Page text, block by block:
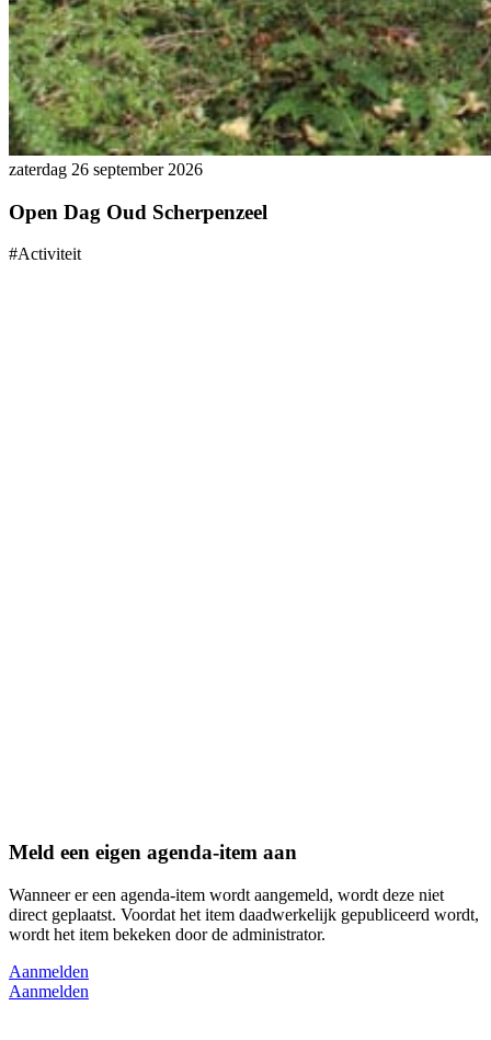
zaterdag 26 september 2026
Open Dag Oud Scherpenzeel
#Activiteit
Meld een eigen agenda-item aan
Wanneer er een agenda-item wordt aangemeld, wordt deze niet
direct geplaatst. Voordat het item daadwerkelijk gepubliceerd wordt,
wordt het item bekeken door de administrator.
Aanmelden
Aanmelden